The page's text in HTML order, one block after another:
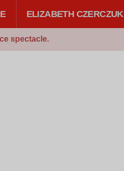
spectacle.
ELIZABETH CZERCZUK